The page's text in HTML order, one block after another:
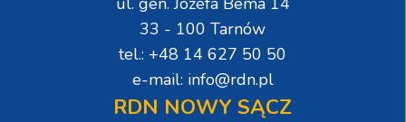
33 - 100 Tarnów
tel.: +48 14 627 50 50
e-mail: info@rdn.pl
RDN NOWY SĄCZ